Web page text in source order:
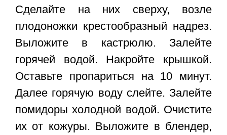
Сделайте на них сверху, возле
плодоножки крестообразный надрез.
Выложите в кастрюлю. Залейте
горячей водой. Накройте крышкой.
Оставьте пропариться на 10 минут.
Далее горячую воду слейте. Залейте
помидоры холодной водой. Очистите
их от кожуры. Выложите в блендер,